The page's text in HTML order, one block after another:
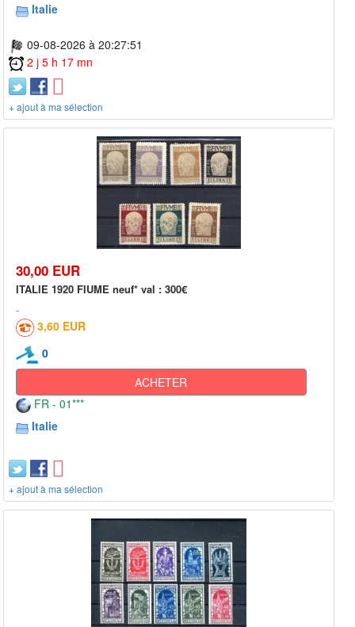
Italie
09-08-2026 à 20:27:51
2 j 5 h 17 mn
+ ajout à ma sélection
30,00 EUR
ITALIE 1920 FIUME neuf* val : 300€
3,60 EUR
0
ACHETER
FR - 01***
Italie
+ ajout à ma sélection